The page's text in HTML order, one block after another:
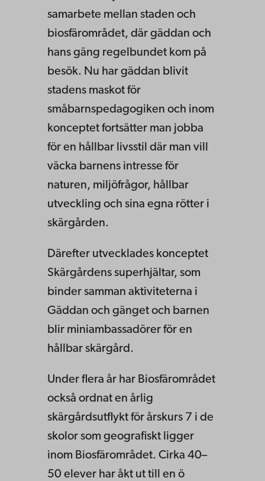
samarbete mellan staden och
biosfärområdet, där gäddan och
hans gäng regelbundet kom på
besök. Nu har gäddan blivit
stadens maskot för
småbarnspedagogiken och inom
konceptet fortsätter man jobba
för en hållbar livsstil där man vill
väcka barnens intresse för
naturen, miljöfrågor, hållbar
utveckling och sina egna rötter i
skärgården.
Därefter utvecklades konceptet
Skärgårdens superhjältar, som
binder samman aktiviteterna i
Gäddan och gänget och barnen
blir miniambassadörer för en
hållbar skärgård.
Under flera år har Biosfärområdet
också ordnat en årlig
skärgårdsutflykt för årskurs 7 i de
skolor som geografiskt ligger
inom Biosfärområdet. Cirka 40–
50 elever har åkt ut till en ö